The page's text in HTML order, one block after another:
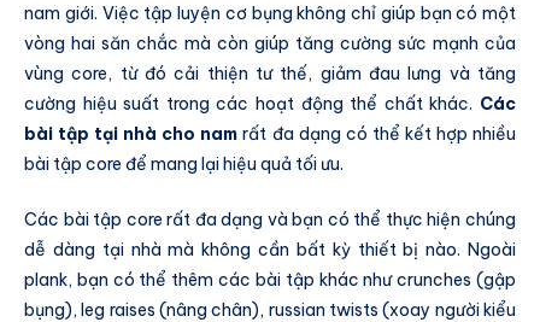
nam giới. Việc tập luyện cơ bụng không chỉ giúp bạn có một
vòng hai săn chắc mà còn giúp tăng cường sức mạnh của
vùng core, từ đó cải thiện tư thế, giảm đau lưng và tăng
cường hiệu suất trong các hoạt động thể chất khác. Các
bài tập tại nhà cho nam rất đa dạng có thể kết hợp nhiều
bài tập core để mang lại hiệu quả tối ưu.
Các bài tập core rất đa dạng và bạn có thể thực hiện chúng
dễ dàng tại nhà mà không cần bất kỳ thiết bị nào. Ngoài
plank, bạn có thể thêm các bài tập khác như crunches (gập
bụng), leg raises (nâng chân), russian twists (xoay người kiểu